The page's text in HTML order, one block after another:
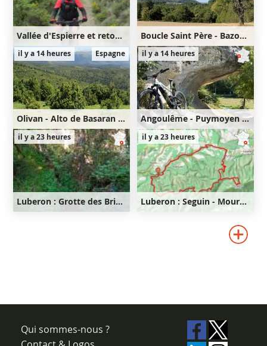
Vallée d'Espierre et retour par Olivan et Larrede
26km
710m
710m
Boucle Saint Père - Bazoches
32km
560m
560m
il y a 14 heures Espagne
Olivan - Alto de Basaran - Flanc de l'Oturia
31km
1030m
1030m
il y a 14 heures
Angoulême - Puymoyen - Anguienne - Soyaux - Magnac - Angoulême
46km
540m
540m
il y a 23 heures
Luberon : Grotte des Brigands - Seguin - Mourre Nègre - Fort de Buoux
il y a 23 heures
Luberon : Seguin - Mourre Nègre - Fort de Buoux
Qui sommes-nous ?